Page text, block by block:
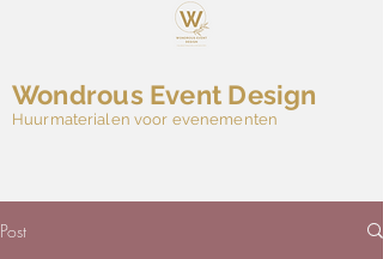
Wondrous Event Design
Huurmaterialen voor evenementen
Post